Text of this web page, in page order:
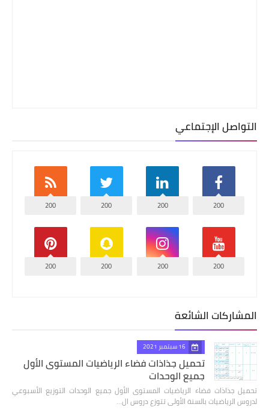
التواصل الإجتماعي
200
200
200
200
200
200
200
200
المشاركات الشائعة
16 سبتمبر 2021
تحميل جذاذات فضاء الرياضيات المستوى الأول
جميع الوحدات
تحميل جذاذات فضاء الرياضيات المستوى الأول جميع الوحدات التوزيع الأسبوعي
لدروس الرياضيات بالسنة الأولى تتوزع دروس ال…